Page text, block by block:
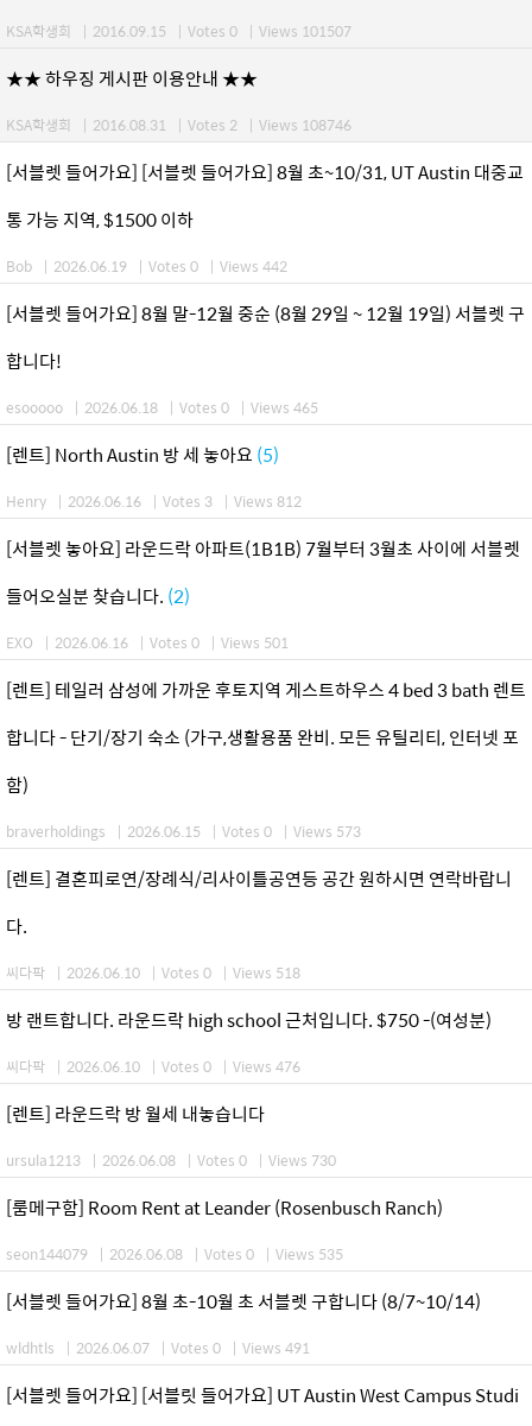
KSA학생회 | 2016.09.15 | Votes 0 | Views 101507
★★ 하우징 게시판 이용안내 ★★
KSA학생회 | 2016.08.31 | Votes 2 | Views 108746
[서블렛 들어가요] [서블렛 들어가요] 8월 초~10/31, UT Austin 대중교
통 가능 지역, $1500 이하
Bob | 2026.06.19 | Votes 0 | Views 442
[서블렛 들어가요] 8월 말-12월 중순 (8월 29일 ~ 12월 19일) 서블렛 구
합니다!
esooooo | 2026.06.18 | Votes 0 | Views 465
[렌트] North Austin 방 세 놓아요 (5)
Henry | 2026.06.16 | Votes 3 | Views 812
[서블렛 놓아요] 라운드락 아파트(1B1B) 7월부터 3월초 사이에 서블렛
들어오실분 찾습니다. (2)
EXO | 2026.06.16 | Votes 0 | Views 501
[렌트] 테일러 삼성에 가까운 후토지역 게스트하우스 4 bed 3 bath 렌트
합니다 - 단기/장기 숙소 (가구,생활용품 완비. 모든 유틸리티, 인터넷 포
함)
braverholdings | 2026.06.15 | Votes 0 | Views 573
[렌트] 결혼피로연/장례식/리사이틀공연등 공간 원하시면 연락바랍니
다.
씨다팍 | 2026.06.10 | Votes 0 | Views 518
방 랜트합니다. 라운드락 high school 근처입니다. $750 -(여성분)
씨다팍 | 2026.06.10 | Votes 0 | Views 476
[렌트] 라운드락 방 월세 내놓습니다
ursula1213 | 2026.06.08 | Votes 0 | Views 730
[룸메구함] Room Rent at Leander (Rosenbusch Ranch)
seon144079 | 2026.06.08 | Votes 0 | Views 535
[서블렛 들어가요] 8월 초-10월 초 서블렛 구합니다 (8/7~10/14)
wldhtls | 2026.06.07 | Votes 0 | Views 491
[서블렛 들어가요] [서블릿 들어가요] UT Austin West Campus Studi